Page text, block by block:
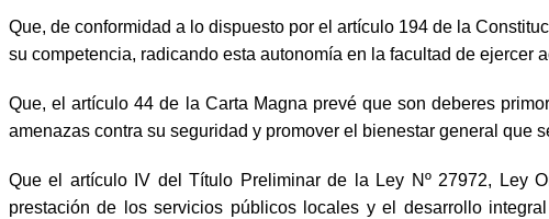
Que, de conformidad a lo dispuesto por el artículo 194 de la
su competencia, radicando esta autonomía en la facultad de
Que, el artículo 44 de la Carta Magna prevé que son deberes
amenazas contra su seguridad y promover el bienestar general
Que el artículo IV del Título Preliminar de la Ley Nº 27972, Ley
prestación de los servicios públicos locales y el desarrollo